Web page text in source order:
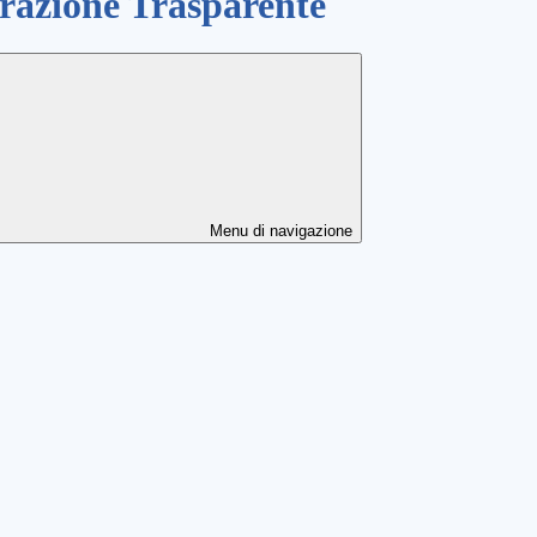
Menu di navigazione